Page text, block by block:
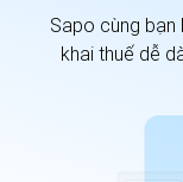
Sapo cùng bạn
khai thuế dễ